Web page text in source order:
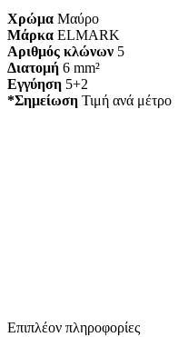
Χρώμα Μαύρο
Μάρκα ELMARK
Αριθμός κλώνων 5
Διατομή 6 mm²
Εγγύηση 5+2
*Σημείωση Τιμή ανά μέτρο
Επιπλέον πληροφορίες